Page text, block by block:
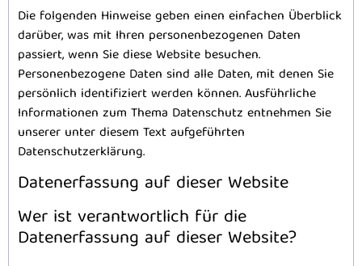
Die folgenden Hinweise geben einen einfachen Überblick
darüber, was mit Ihren personenbezogenen Daten
passiert, wenn Sie diese Website besuchen.
Personenbezogene Daten sind alle Daten, mit denen Sie
persönlich identifiziert werden können. Ausführliche
Informationen zum Thema Datenschutz entnehmen Sie
unserer unter diesem Text aufgeführten
Datenschutzerklärung.
Datenerfassung auf dieser Website
Wer ist verantwortlich für die
Datenerfassung auf dieser Website?